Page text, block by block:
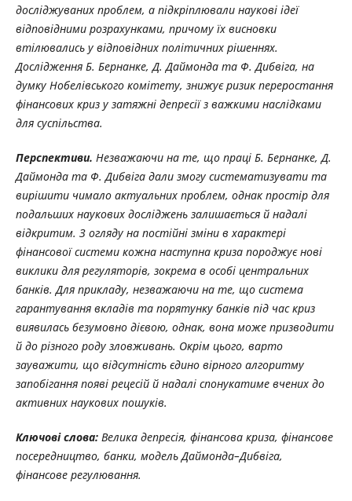
досліджуваних проблем, а підкріплювали наукові ідеї
відповідними розрахунками, причому їх висновки
втілювались у відповідних політичних рішеннях.
Дослідження Б. Бернанке, Д. Даймонда та Ф. Дибвіга, на
думку Нобелівського комітету, знижує ризик переростання
фінансових криз у затяжні депресії з важкими наслідками
для суспільства.
Перспективи. Незважаючи на те, що праці Б. Бернанке, Д.
Даймонда та Ф. Дибвіга дали змогу систематизувати та
вирішити чимало актуальних проблем, однак простір для
подальших наукових досліджень залишається й надалі
відкритим. З огляду на постійні зміни в характері
фінансової системи кожна наступна криза породжує нові
виклики для регуляторів, зокрема в особі центральних
банків. Для прикладу, незважаючи на те, що система
гарантування вкладів та порятунку банків під час криз
виявилась безумовно дієвою, однак, вона може призводити
й до різного роду зловживань. Окрім цього, варто
зауважити, що відсутність єдино вірного алгоритму
запобігання появі рецесій й надалі спонукатиме вчених до
активних наукових пошуків.
Ключові слова: Велика депресія, фінансова криза, фінансове
посередництво, банки, модель Даймонда–Дибвіга,
фінансове регулювання.